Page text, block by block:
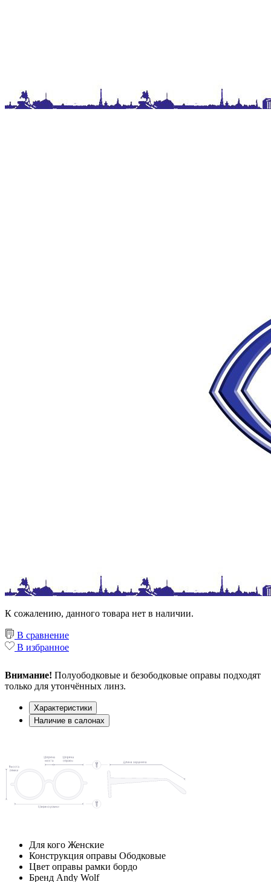
К сожалению, данного товара нет в наличии.
В сравнение
В избранное
Внимание! Полуободковые и безободковые оправы подходят
только для утончённых линз.
Характеристики
Наличие в салонах
Для кого Женские
Конструкция оправы Ободковые
Цвет оправы рамки бордо
Бренд Andy Wolf